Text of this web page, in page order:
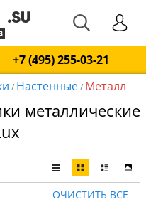
+7 (495) 255-03-21
/ Настенные/ Металл
металлические
ОЧИСТИТЬ ВСЕ